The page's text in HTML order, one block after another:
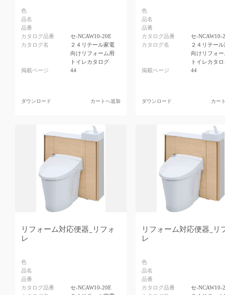
色
品名
品番
カタログ品番
セ-NCAW10-20E
カタログ名
２４リテール家電
向けリフォーム用
トイレカタログ
掲載ページ
44
ダウンロード カートへ追加
色
品名
品番
カタログ品番
セ-NCAW10-
カタログ名
２４リテー
向けリフォ
トイレカタ
掲載ページ
44
ダウンロード カー
リフォーム対応便器_リフォ
レ
色
品名
品番
カタログ品番
セ-NCAW10-20E
リフォーム対応便器_リ
レ
色
品名
品番
カタログ品番
セ-NCAW10-